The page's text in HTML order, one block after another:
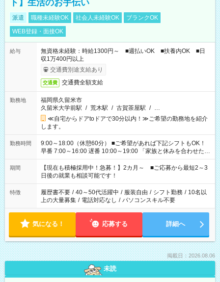
ト】生活のお手伝い
派遣 職種未経験OK 社会人未経験OK
ブランクOK
WEB登録・面接OK
給与
無資格未経験：時給1300円～ ■週払いOK ■扶養内OK ■日
収1万400円以上
交通費別途支給あり
交通費 交通費全額支給
勤務地
福岡県久留米市
久留米大学前駅 / 荒木駅 / 古賀茶屋駅 / …
≪自宅からドアtoドアで30分以内！≫ご希望の勤務地を紹介
します。
勤務時間
9:00～18:00（休憩60分） ■ご希望があれば下記シフトもOK！
早番 7:00～16:00 遅番 10:00～19:00 「家族と休みを合わせた
い」 「余裕を持って夕飯の準備がしたい」 「できれば残業はし
たくない」 など、ご希望を教えてくださいね。 ※Wワーク希望
の方へ 今ご覧のお仕事で希望する勤務時間と、もう1つのお仕事
の勤務時間。 合計で週40時間を超える場合は応募できません。
期間
【現在も積極採用中！急募！】2カ月～ ■ご応募から最短2～3
日後の就業も相談可能です！
特徴 履歴書不要 / 40～50代活躍中 / 服装自由 / シフト勤務 / 10名以
上の大量募集 / 電話対応なし / パソコンスキル不要
気になる！ 応募する 詳細へ
掲載日：2026.08.06
未読